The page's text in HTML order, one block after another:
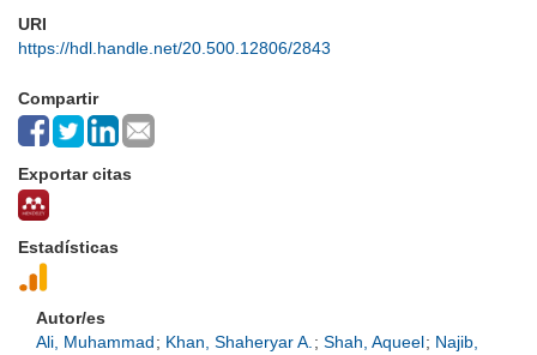
URI
https://hdl.handle.net/20.500.12806/2843
Compartir
Exportar citas
Estadísticas
Autor/es
Ali, Muhammad; Khan, Shaheryar A. ; Shah, Aqueel; Najib,